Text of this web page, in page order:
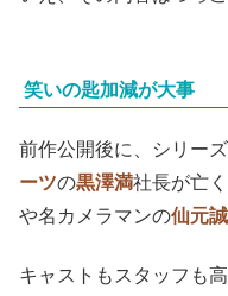
笑いの匙加減が大事
前作公開後に、シリー
ーツの黒澤満社長が亡
や名カメラマンの仙元
キャストもスタッフも